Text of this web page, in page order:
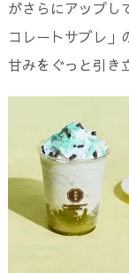
がさらにアップし
コレートサブレ」
甘みをぐっと引き